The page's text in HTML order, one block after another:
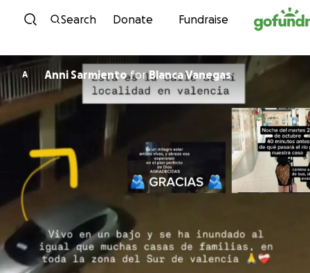
Skip to content
Search Donate Fundraise
A Anni Sarmientofor Blanca Vanegas